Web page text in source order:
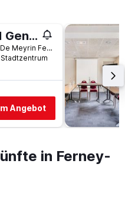
hotelF1 Genève Aéroport Ferney-Voltaire
1210 Route De Meyrin Ferney-Voltaire, Ferney-Voltaire, Ain, Frankreich
Angebot
in Ferney-